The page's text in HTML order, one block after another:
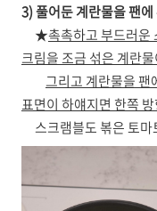
3) 풀어둔 계란물을 팬
★촉촉하고 부드러운
크림을 조금 섞은 계란
그리고 계란물을 팬
표면이 하얘지면 한쪽
스크램블도 볶은 토마